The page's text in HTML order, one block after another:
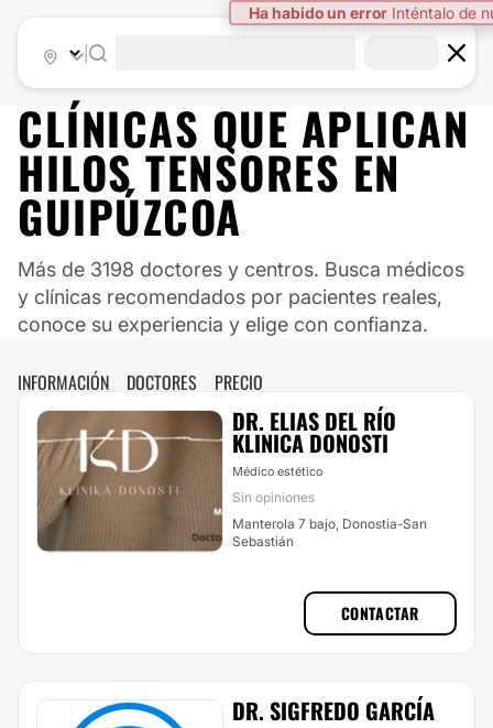
Ha habido un error Inténtalo de
CLÍNICAS QUE APLICAN
HILOS TENSORES EN
GUIPÚZCOA
Más de 3198 doctores y centros. Busca médicos
y clínicas recomendados por pacientes reales,
conoce su experiencia y elige con confianza.
INFORMACIÓN DOCTORES PRECIO
DR. ELIAS DEL RÍO
KLINICA DONOSTI
Médico estético
Sin opiniones
Manterola 7 bajo, Donostia-San
Sebastián
CONTACTAR
DR. SIGFREDO GARCÍA